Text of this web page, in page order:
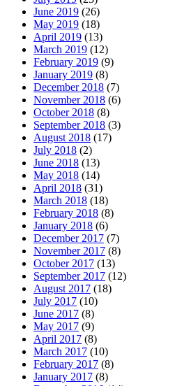
June 2019 (26)
May 2019 (18)
April 2019 (13)
March 2019 (12)
February 2019 (9)
January 2019 (8)
December 2018 (7)
November 2018 (6)
October 2018 (8)
September 2018 (3)
August 2018 (17)
July 2018 (2)
June 2018 (13)
May 2018 (14)
April 2018 (31)
March 2018 (18)
February 2018 (8)
January 2018 (6)
December 2017 (7)
November 2017 (8)
October 2017 (13)
September 2017 (12)
August 2017 (18)
July 2017 (10)
June 2017 (8)
May 2017 (9)
April 2017 (8)
March 2017 (10)
February 2017 (8)
January 2017 (8)